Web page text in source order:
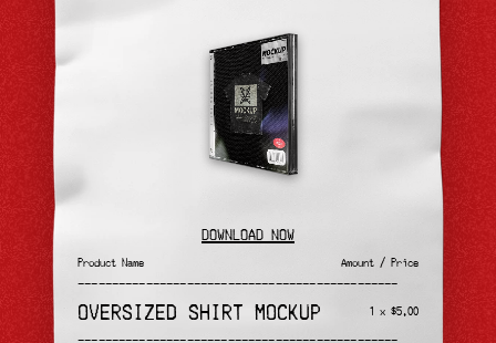
DOWNLOAD NOW
Product Name Amount / Price
———————————————————————————————————————————————
OVERSIZED SHIRT MOCKUP 1 x $5.00